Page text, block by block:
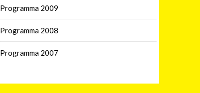
Programma 2009
Programma 2008
Programma 2007